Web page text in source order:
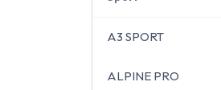
A3 SPORT
ALPINE PRO